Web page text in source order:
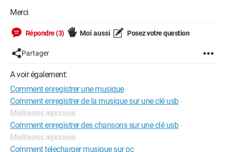
Merci
Répondre (3) Moi aussi Posez votre question
Partager
A voir également:
Comment enregistrer une musique
Comment enregistrer de la musique sur une clé usb-
Meilleures réponses
Comment enregistrer des chansons sur une clé usb -
Meilleures réponses
Comment telecharger musique sur pc